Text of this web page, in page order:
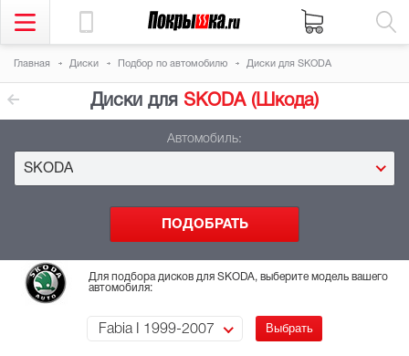
Главная Диски Подбор по автомобилю Диски для SKODA
Диски для SKODA (Шкода)
Автомобиль:
SKODA
Для подбора дисков для SKODA, выберите модель вашего
автомобиля:
Fabia I 1999-2007